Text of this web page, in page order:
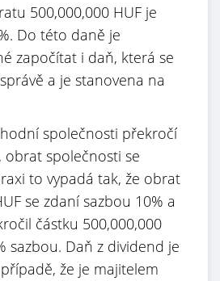
500,000,000 HUF je
Do této daně je
započítat i daň, která se
a je stanovena na
společnosti překročí
obrat společnosti se
to vypadá tak, že obrat
se zdaní sazbou 10% a
částku 500,000,000
sazbou. Daň z dividend je
že je majitelem